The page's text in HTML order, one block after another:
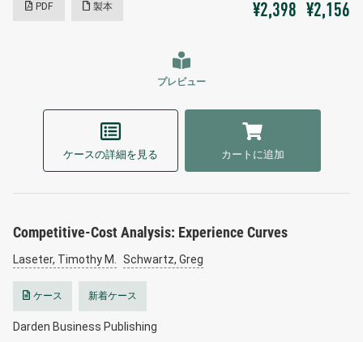
PDF 製本 ¥2,398 ¥2,156
プレビュー
ケースの詳細を見る カートに追加
Competitive-Cost Analysis: Experience Curves
Laseter, Timothy M. Schwartz, Greg
ケース 新着ケース
Darden Business Publishing